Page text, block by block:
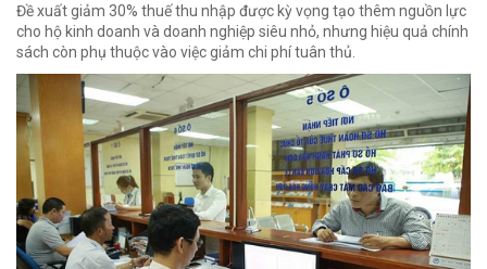
Đề xuất giảm 30% thuế thu nhập được kỳ vọng tạo thêm nguồn lực
cho hộ kinh doanh và doanh nghiệp siêu nhỏ, nhưng hiệu quả chính
sách còn phụ thuộc vào việc giảm chi phí tuân thủ.